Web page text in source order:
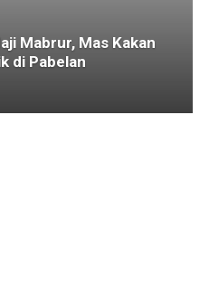
Mabrur, Mas Kakan
di Pabelan